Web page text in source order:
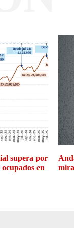
supera por
en